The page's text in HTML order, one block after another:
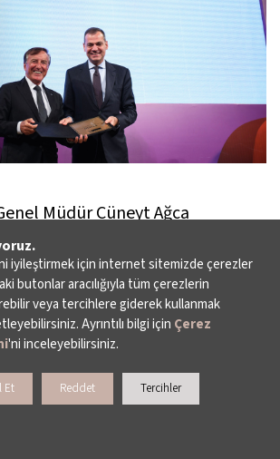
Müdür Cüneyt Ağca
iyileştirmek için internet sitemizde çerezler
butonlar aracılığıyla tüm çerezlerin
veya tercihlere giderek kullanmak
Ayrıntılı bilgi için Çerez
'ni inceleyebilirsiniz.
Et Reddet Tercihler